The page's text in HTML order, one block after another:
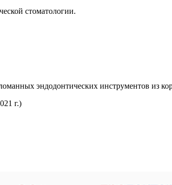
стоматологии.
эндодонтических инструментов из
г.)